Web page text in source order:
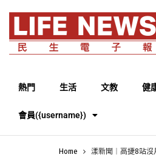
熱門 生活 文教 健
會員({username})
Home 漾新聞｜高捷8站沒